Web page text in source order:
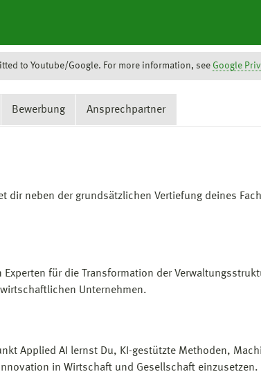
to Youtube/Google. For more information, see Google
Bewerbung Ansprechpartner
dir neben der grundsätzlichen Vertiefung deines
für die Transformation der
Unternehmen.
Applied AI lernst Du, KI-gestützte Methoden,
in Wirtschaft und Gesellschaft einzusetzen.